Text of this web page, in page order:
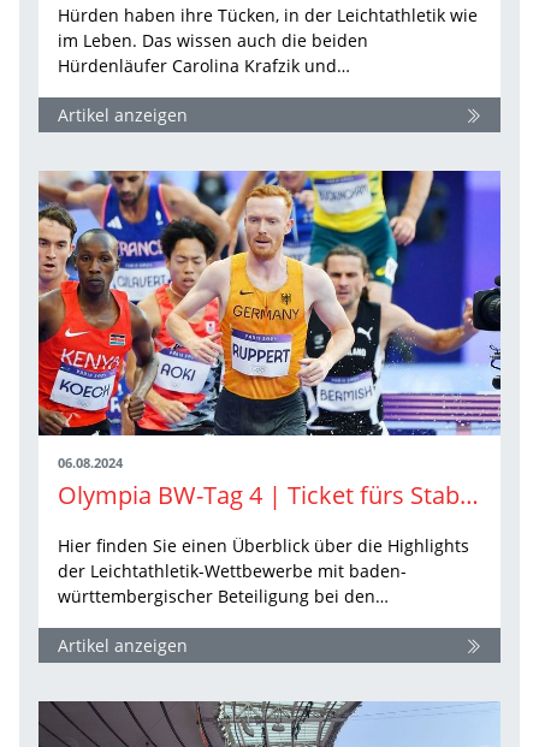
Hürden haben ihre Tücken, in der Leichtathletik wie
im Leben. Das wissen auch die beiden
Hürdenläufer Carolina Krafzik und…
Artikel anzeigen
06.08.2024
Olympia BW-Tag 4 | Ticket fürs Stabhochsprung-Finale und Vorläufe mit Hindernissen
Hier finden Sie einen Überblick über die Highlights
der Leichtathletik-Wettbewerbe mit baden-
württembergischer Beteiligung bei den…
Artikel anzeigen